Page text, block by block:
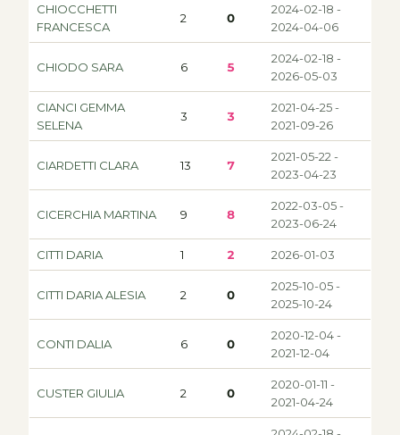
CHIOCCHETTI
FRANCESCA
2 0
2024-02-18 -
2024-04-06
CHIODO SARA 6 5
2024-02-18 -
2026-05-03
CIANCI GEMMA
SELENA
3 3
2021-04-25 -
2021-09-26
CIARDETTI CLARA 13 7
2021-05-22 -
2023-04-23
CICERCHIA MARTINA 9 8
2022-03-05 -
2023-06-24
CITTI DARIA 1 2 2026-01-03
CITTI DARIA ALESIA 2 0
2025-10-05 -
2025-10-24
CONTI DALIA 6 0
2020-12-04 -
2021-12-04
CUSTER GIULIA 2 0
2020-01-11 -
2021-04-24